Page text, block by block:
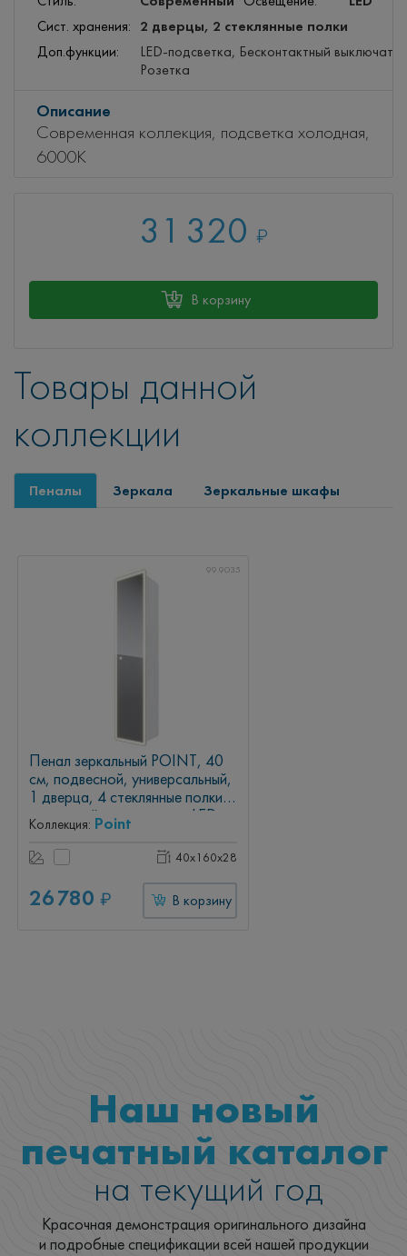
Сист. хранения: 2 дверцы, 2 стеклянные полки
Доп.функции:
LED-подсветка, Бесконтактный
Розетка
Описание
Современная коллекция, подсветка холодная,
6000К
31 320 ₽
В корзину
Товары данной
коллекции
Пеналы Зеркала Зеркальные шкафы
99.9035
Пенал зеркальный POINT, 40
см, подвесной, универсальный,
1 дверца, 4 стеклянные полки,
сенсорный выключатель, LED-
подсветка, белый
Коллекция: Point
40x160x28
26 780 ₽ В корзину
Наш новый
печатный каталог
на текущий год
Красочная демонстрация оригинального дизайна
и подробные спецификации всей нашей продукции